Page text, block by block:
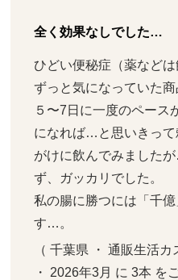
全く効果なしでした…
ひどい便秘症（薬などは
ずっと気になっていた商
５〜7日に一度のペース
になれば…と思いきって
がけに飲んでみました
ず、ガッカリでした。
私の腸に勝つには「千
す…。
（ 千葉県 ・ 通販生活
・ 2026年3月 に 3本 を